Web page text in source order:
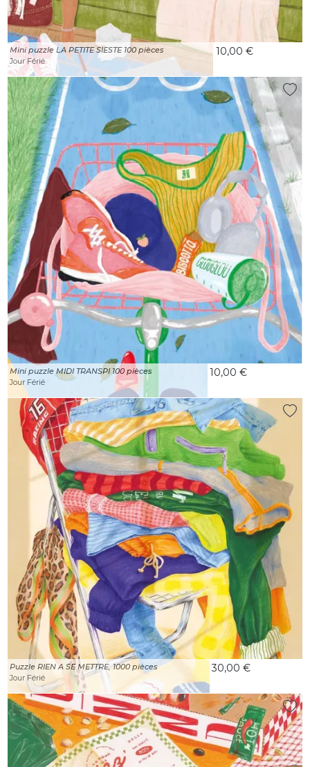
Mini puzzle LA PETITE SIESTE 100 pièces
Jour Férié
10,00 €
Mini puzzle MIDI TRANSPI 100 pièces
Jour Férié
10,00 €
Puzzle RIEN A SE METTRE, 1000 pièces
Jour Férié
30,00 €